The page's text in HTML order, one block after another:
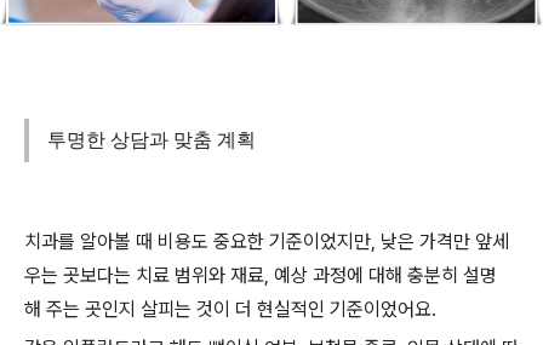
투명한 상담과 맞춤 계획
치과를 알아볼 때 비용도 중요한 기준이었지만, 낮은 가격만 앞세
우는 곳보다는 치료 범위와 재료, 예상 과정에 대해 충분히 설명
해 주는 곳인지 살피는 것이 더 현실적인 기준이었어요.